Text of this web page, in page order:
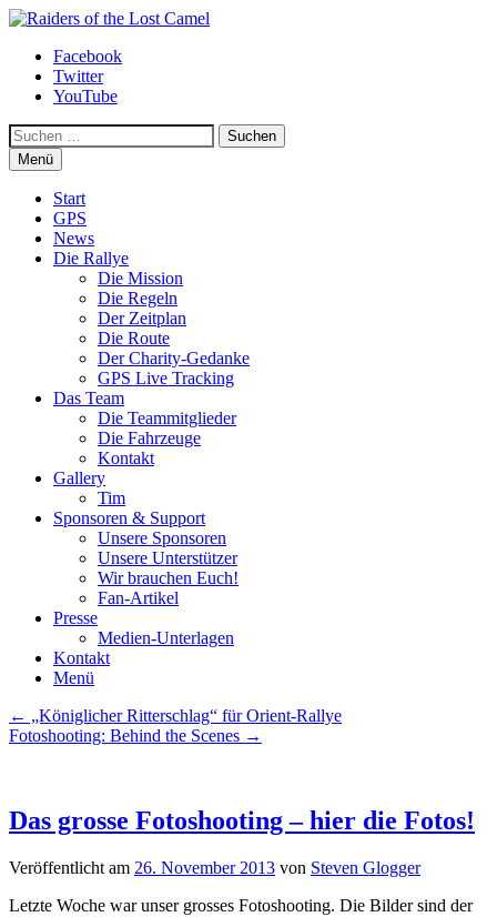
Zum
springen
Raiders of the Lost Camel
Facebook
Twitter
YouTube
Suchen
Menü
Start
GPS
News
Die Rallye
Die Mission
Die Regeln
Der Zeitplan
Die Route
Der Charity-Gedanke
GPS Live Tracking
Das Team
Die Teammitglieder
Die Fahrzeuge
Kontakt
Gallery
Tim
Sponsoren & Support
Unsere Sponsoren
Unsere Unterstützer
Wir brauchen Euch!
Fan-Artikel
Presse
Medien-Unterlagen
Kontakt
Menü
Beitragsnavigation
← „Königlicher Ritterschlag“ für Orient-Rallye
Fotoshooting: Behind the Scenes →
Das grosse Fotoshooting – hier die Fotos!
Veröffentlicht am 26. November 2013 von Steven Glogger
Letzte Woche war unser grosses Fotoshooting. Die Bilder sind der